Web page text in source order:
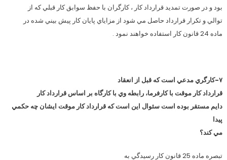
بود و در صورت تمديد قرارداد كار ، كارگران با حفظ سوابق كار قبلي كه از
توالي و تكرار قرارداد حاصل مي شود از مزاياي پايان كار پيش بيني شده در
ماده 24 قانون كار استفاده خواهند نمود .
۷-كارگري مدعي است كه قبل از انعقاد
قرارداد كار موقت با كارفرما، رابطه وي با كارگاه بر اساس قرارداد كار
دايم مستقر بوده است سئوال اين است كه قرارداد كار موقت ايشان چه حكمي
پيدا
مي كند؟
تبصره ماده 25 قانون كار رسيدگي به